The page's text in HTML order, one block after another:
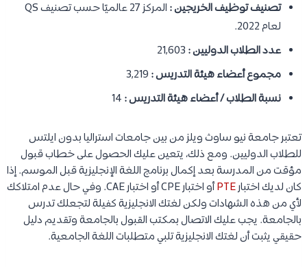
تصنيف توظيف الخريجين :
المركز 27 عالميًا حسب تصنيف QS
لعام 2022.
عدد الطلاب الدوليين :
مجموع أعضاء هيئة التدريس :
نسبة الطلاب / أعضاء هيئة التدريس :
تعتبر جامعة نيو ساوث ويلز من بين جامعات استراليا بدون ايلتس
للطلاب الدوليين. ومع ذلك، يتعين عليك الحصول على خطاب قبول
مؤقت من المدرسة بعد إكمال برنامج اللغة الإنجليزية قبل الموسم. إذا
كان لديك اختبارPTE
أو اختبار CPE أو اختبار CAE. وفي حال عدم امتلاكك
لأي من هذه الشهادات ولكن لغتك الانجليزية كفيلة لتجعلك تدرس
بالجامعة. يجب عليك الاتصال بمكتب القبول بالجامعة وتقديم دليل
حقيقي يثبت أن لغتك الانجليزية تلبي متطلبات اللغة الجامعية.